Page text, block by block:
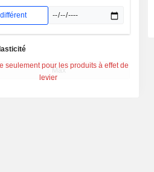
seulement pour les produits à effet de
levier